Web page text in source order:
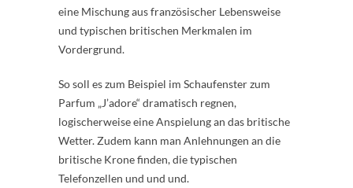
eine Mischung aus französischer Lebensweise
und typischen britischen Merkmalen im
Vordergrund.
So soll es zum Beispiel im Schaufenster zum
Parfum „J’adore“ dramatisch regnen,
logischerweise eine Anspielung an das britische
Wetter. Zudem kann man Anlehnungen an die
britische Krone finden, die typischen
Telefonzellen und und und.